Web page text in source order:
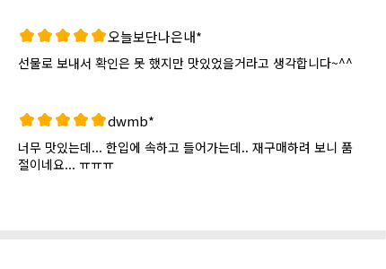
오늘보단나은내*
선물로 보내서 확인은 못 했지만 맛있었을거라고 생각합니다~^^
dwmb*
너무 맛있는데... 한입에 속하고 들어가는데.. 재구매하려 보니 품
절이네요... ㅠㅠㅠ